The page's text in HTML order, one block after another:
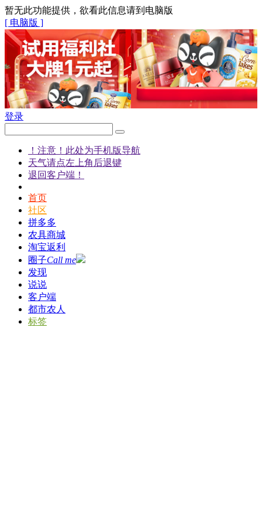
暂无此功能提供，欲看此信息请到电脑版
[ 电脑版 ]
登录
！注意！此处为手机版导航
天气请点左上角后退键
退回客户端！
首页
社区
拼多多
农具商城
淘宝返利
圈子Call me
发现
说说
客户端
都市农人
标签